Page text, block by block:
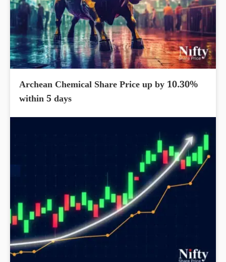
Archean Chemical Share Price up by 10.30%
within 5 days